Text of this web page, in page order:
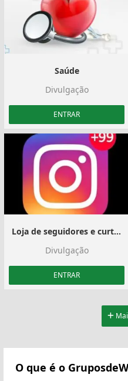
Saúde
Divulgação
ENTRAR
Loja de seguidores e curtidas
Divulgação
ENTRAR
O que é o